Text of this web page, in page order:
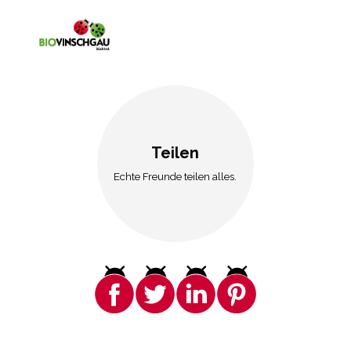
Teilen
Echte Freunde teilen alles.